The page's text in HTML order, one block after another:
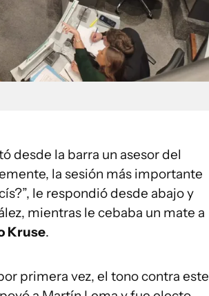
desde la barra un asesor del
la sesión más importante
le respondió desde abajo y
mientras le cebaba un mate a
Kruse.
primera vez, el tono contra este